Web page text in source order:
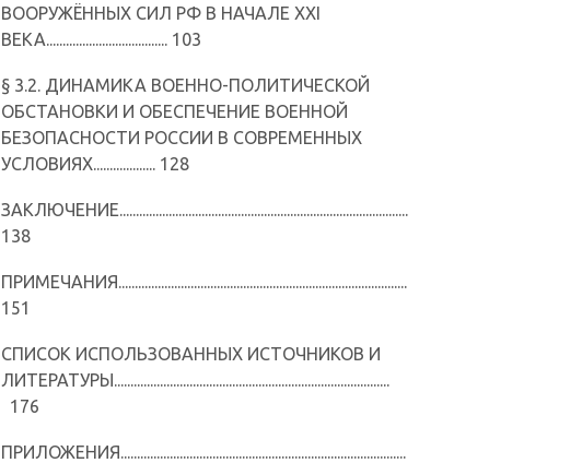
ВООРУЖЁННЫХ СИЛ РФ В НАЧАЛЕ XXI
ВЕКА..................................... 103
§ 3.2. ДИНАМИКА ВОЕННО-ПОЛИТИЧЕСКОЙ
ОБСТАНОВКИ И ОБЕСПЕЧЕНИЕ ВОЕННОЙ
БЕЗОПАСНОСТИ РОССИИ В СОВРЕМЕННЫХ
УСЛОВИЯХ................... 128
ЗАКЛЮЧЕНИЕ........................................................................................
138
ПРИМЕЧАНИЯ........................................................................................
151
СПИСОК ИСПОЛЬЗОВАННЫХ ИСТОЧНИКОВ И
ЛИТЕРАТУРЫ....................................................................................
176
ПРИЛОЖЕНИЯ.......................................................................................